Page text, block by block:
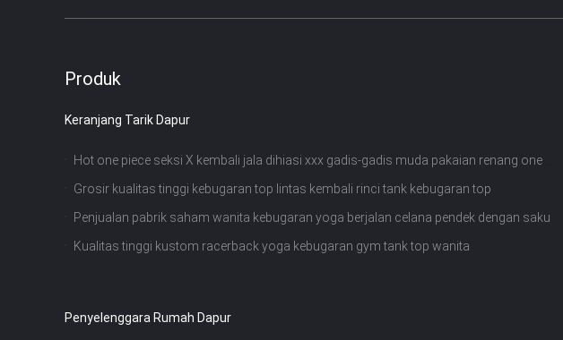
Produk
Keranjang Tarik Dapur
Hot one piece seksi X kembali jala dihiasi xxx gadis-gadis muda pakaian renang one
Grosir kualitas tinggi kebugaran top lintas kembali rinci tank kebugaran top
Penjualan pabrik saham wanita kebugaran yoga berjalan celana pendek dengan saku
Kualitas tinggi kustom racerback yoga kebugaran gym tank top wanita
Penyelenggara Rumah Dapur